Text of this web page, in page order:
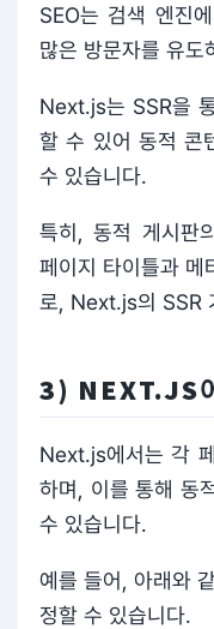
SEO는 검색 엔진
많은 방문자를 유도
Next.js는 SSR을
할 수 있어 동적 콘
수 있습니다.
특히, 동적 게시판
페이지 타이틀과 메
로, Next.js의 SSR
3) NEXT.JS
Next.js에서는 각
하며, 이를 통해 동
수 있습니다.
예를 들어, 아래와
정할 수 있습니다.